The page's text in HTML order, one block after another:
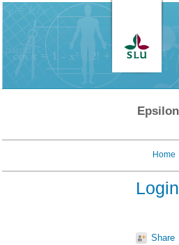
Home
Login
Share